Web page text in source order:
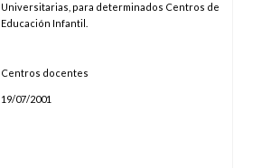
Universitarias, para determinados Centros de
Educación Infantil.
Centros docentes
19/07/2001